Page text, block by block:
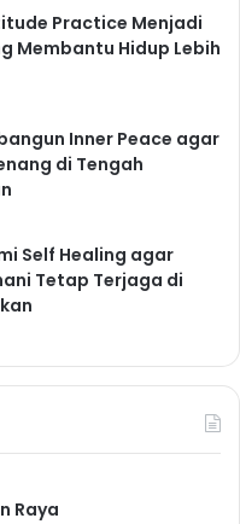
Practice Menjadi
Membantu Hidup Lebih
Inner Peace agar
di Tengah
Self Healing agar
Tetap Terjaga di
Raya